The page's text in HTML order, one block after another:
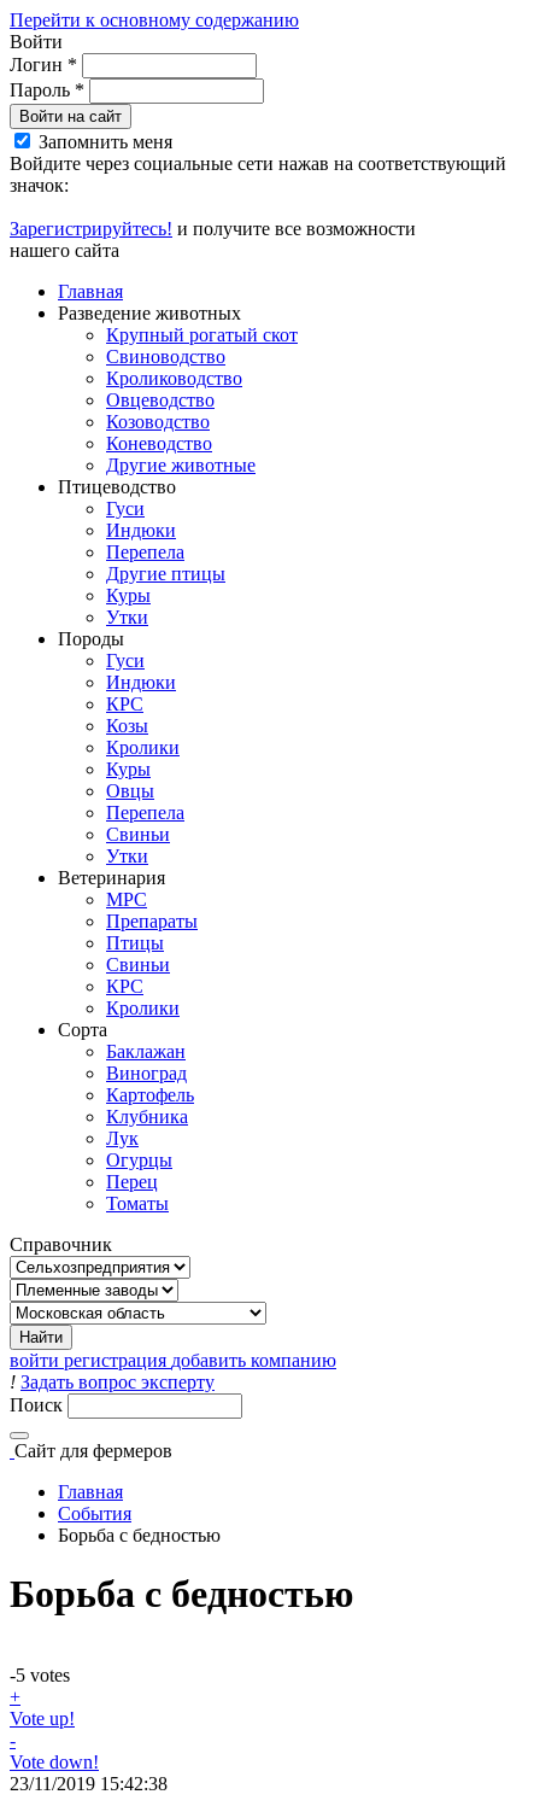
Перейти к основному содержанию
Войти
Логин *
Пароль *
Войти на сайт
Запомнить меня
Войдите через социальные сети нажав на соответствующий
значок:
Зарегистрируйтесь! и получите все возможности
нашего сайта
Главная
Разведение животных
Крупный рогатый скот
Свиноводство
Кролиководство
Овцеводство
Козоводство
Коневодство
Другие животные
Птицеводство
Гуси
Индюки
Перепела
Другие птицы
Куры
Утки
Породы
Гуси
Индюки
КРС
Козы
Кролики
Куры
Овцы
Перепела
Свиньи
Утки
Ветеринария
МРС
Препараты
Птицы
Свиньи
КРС
Кролики
Сорта
Баклажан
Виноград
Картофель
Клубника
Лук
Огурцы
Перец
Томаты
Справочник
войти регистрация добавить компанию
! Задать вопрос эксперту
Поиск
Сайт для фермеров
Главная
События
Борьба с бедностью
Борьба с бедностью
-5 votes
+
Vote up!
-
Vote down!
23/11/2019 15:42:38